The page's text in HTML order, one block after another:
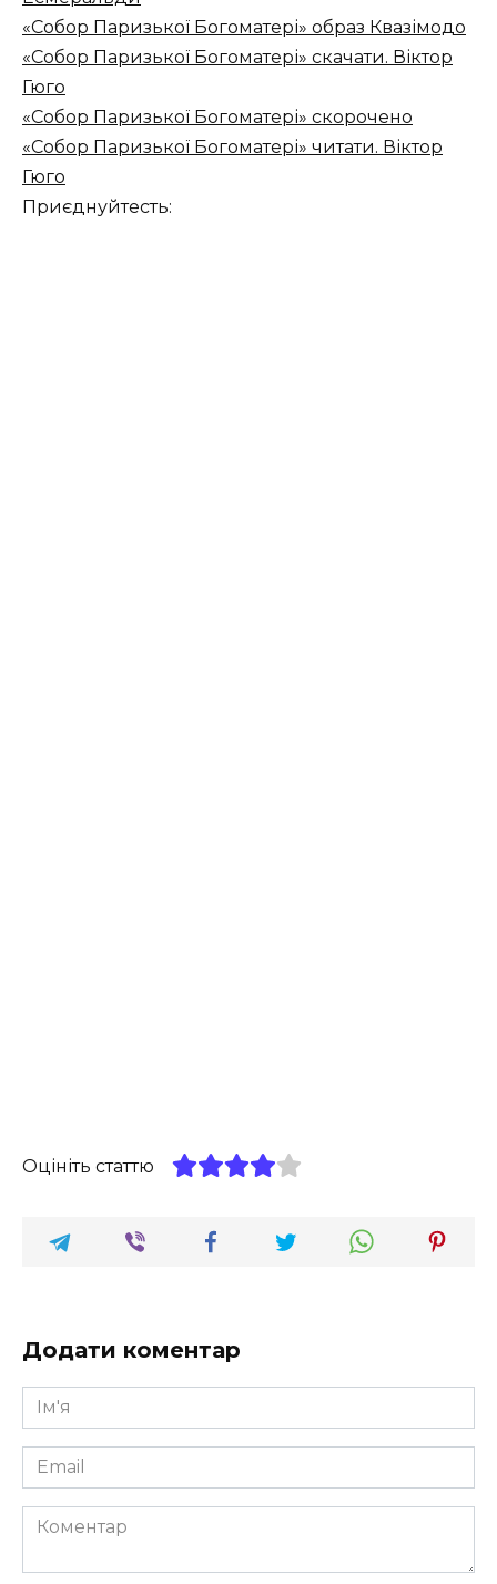
«Собор Паризької Богоматері» образ Квазімодо
«Собор Паризької Богоматері» скачати. Віктор
Гюго
«Собор Паризької Богоматері» скорочено
«Собор Паризької Богоматері» читати. Віктор
Гюго
Приєднуйтесть:
Оцініть статтю
Додати коментар
Ім'я
*
Email
*
Коментар